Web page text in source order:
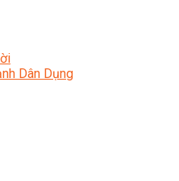
Dân Dụng